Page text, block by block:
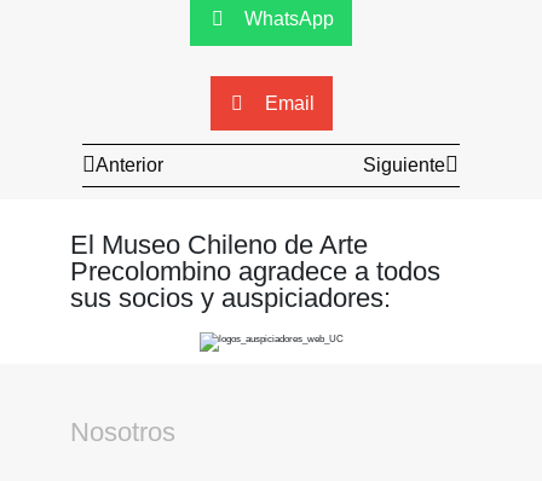
WhatsApp
Email
Anterior Siguiente
El Museo Chileno de Arte
Precolombino agradece a todos
sus socios y auspiciadores:
Nosotros